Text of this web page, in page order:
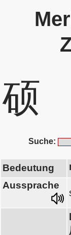
硕
Suche:
Bedeutung
Aussprache